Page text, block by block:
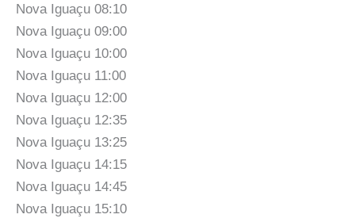
Nova Iguaçu 08:10
Nova Iguaçu 09:00
Nova Iguaçu 10:00
Nova Iguaçu 11:00
Nova Iguaçu 12:00
Nova Iguaçu 12:35
Nova Iguaçu 13:25
Nova Iguaçu 14:15
Nova Iguaçu 14:45
Nova Iguaçu 15:10